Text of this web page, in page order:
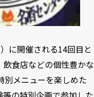
に開催される14回目と
食店などの個性豊かな
別メニューを楽しめた